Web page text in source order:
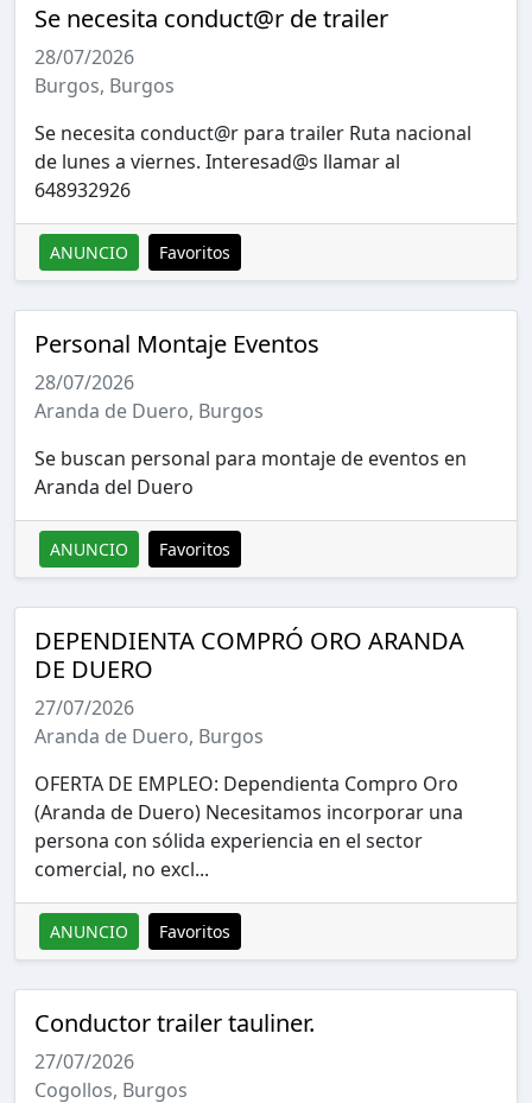
Se necesita conduct@r de trailer
28/07/2026
Burgos, Burgos
Se necesita conduct@r para trailer Ruta nacional
de lunes a viernes. Interesad@s llamar al
648932926
ANUNCIO Favoritos
Personal Montaje Eventos
28/07/2026
Aranda de Duero, Burgos
Se buscan personal para montaje de eventos en
Aranda del Duero
ANUNCIO Favoritos
DEPENDIENTA COMPRÓ ORO ARANDA
DE DUERO
27/07/2026
Aranda de Duero, Burgos
OFERTA DE EMPLEO: Dependienta Compro Oro
(Aranda de Duero) Necesitamos incorporar una
persona con sólida experiencia en el sector
comercial, no excl...
ANUNCIO Favoritos
Conductor trailer tauliner.
27/07/2026
Cogollos, Burgos